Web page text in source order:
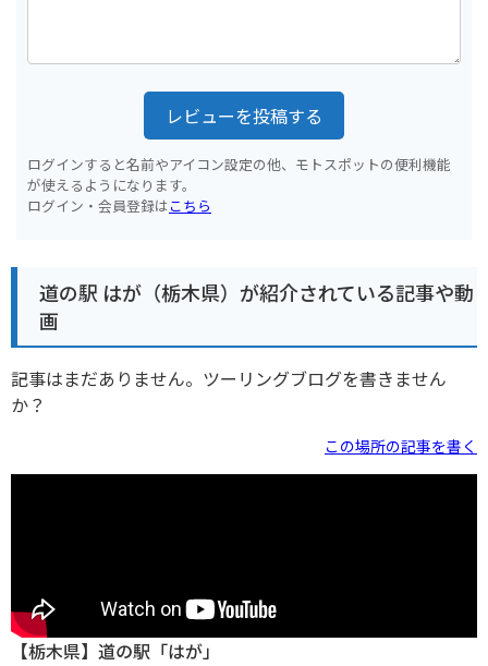
レビューを投稿する
ログインすると名前やアイコン設定の他、モトスポットの便利機能
が使えるようになります。
ログイン・会員登録はこちら
道の駅 はが（栃木県）が紹介されている記事や動
画
記事はまだありません。ツーリングブログを書きません
か？
この場所の記事を書く
【栃木県】道の駅「はが」